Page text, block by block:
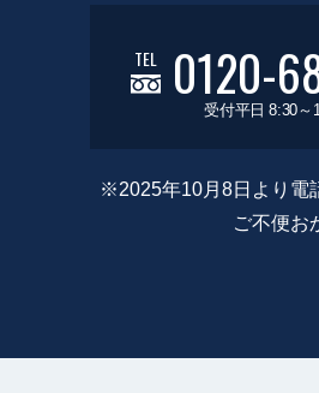
TEL 0120-
受付平日 8:30～
※2025年10月8日より電
ご不便お